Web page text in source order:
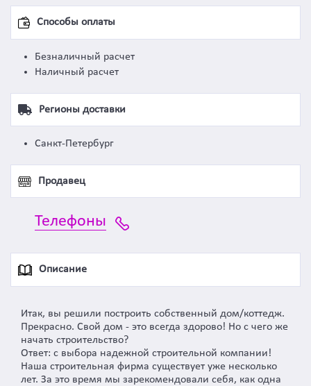
Способы оплаты
Безналичный расчет
Наличный расчет
Регионы доставки
Санкт-Петербург
Продавец
Телефоны
Описание
Итак, вы решили построить собственный дом/коттедж.
Прекрасно. Свой дом - это всегда здорово! Но с чего же
начать строительство?
Ответ: с выбора надежной строительной компании!
Наша строительная фирма существует уже несколько
лет. За это время мы зарекомендовали себя, как одна